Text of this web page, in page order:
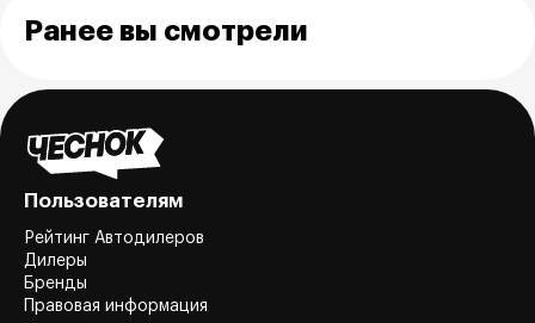
Ранее вы смотрели
Пользователям
Рейтинг Автодилеров
Дилеры
Бренды
Правовая информация